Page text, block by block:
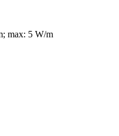
max: 5 W/m